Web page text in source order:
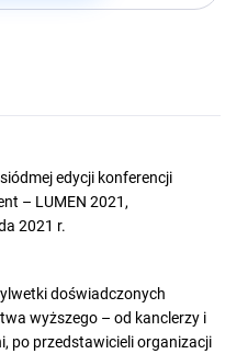
edycji konferencji
– LUMEN 2021,
2021 r.
doświadczonych
wyższego – od kanclerzy i
po przedstawicieli organizacji